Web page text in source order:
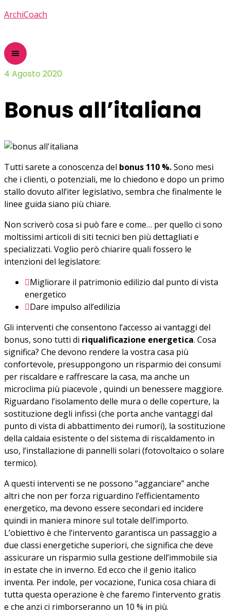
ArchiCoach
4 Agosto 2020
Bonus all’italiana
Tutti sarete a conoscenza del bonus 110 %.Sono mesi
che i clienti, o potenziali, me lo chiedono e dopo un primo
stallo dovuto all’iter legislativo, sembra che finalmente le
linee guida siano più chiare.
Non scriverò cosa si può fare e come… per quello ci sono
moltissimi articoli di siti tecnici ben più dettagliati e
specializzati. Voglio però chiarire quali fossero le
intenzioni del legislatore:
Migliorare il patrimonio edilizio dal punto di vista
energetico
Dare impulso all’edilizia
Gli interventi che consentono l’accesso ai vantaggi del
bonus, sono tutti di riqualificazione energetica. Cosa
significa? Che devono rendere la vostra casa più
confortevole, presuppongono un risparmio dei consumi
per riscaldare e raffrescare la casa, ma anche un
microclima più piacevole , quindi un benessere maggiore.
Riguardano l’isolamento delle mura o delle coperture, la
sostituzione degli infissi (che porta anche vantaggi dal
punto di vista di abbattimento dei rumori), la sostituzione
della caldaia esistente o del sistema di riscaldamento in
uso, l’installazione di pannelli solari (fotovoltaico o solare
termico).
A questi interventi se ne possono “agganciare” anche
altri che non per forza riguardino l’efficientamento
energetico, ma devono essere secondari ed incidere
quindi in maniera minore sul totale dell’importo.
L’obiettivo è che l’intervento garantisca un passaggio a
due classi energetiche superiori, che significa che deve
assicurare un risparmio sulla gestione dell’immobile sia
in estate che in inverno. Ed ecco che il genio italico
inventa. Per indole, per vocazione, l’unica cosa chiara di
tutta questa operazione è che faremo l’intervento gratis
e che anzi ci rimborseranno un 10 % in più.